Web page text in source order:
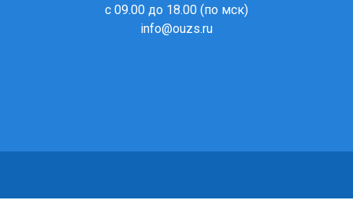
с 09.00 до 18.00 (по мск)
info@ouzs.ru